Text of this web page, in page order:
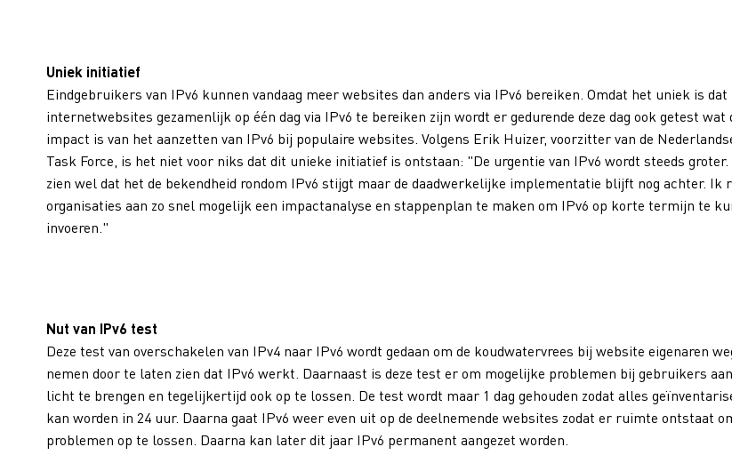
Uniek initiatief
Eindgebruikers van IPv6 kunnen vandaag meer websites dan anders via IPv6 bereiken. Omdat het uniek is dat
internetwebsites gezamenlijk op één dag via IPv6 te bereiken zijn wordt er gedurende deze dag ook getest wat
impact is van het aanzetten van IPv6 bij populaire websites. Volgens Erik Huizer, voorzitter van de
Task Force, is het niet voor niks dat dit unieke initiatief is ontstaan: "De urgentie van IPv6 wordt steeds groter.
zien wel dat het de bekendheid rondom IPv6 stijgt maar de daadwerkelijke implementatie blijft nog achter. Ik
organisaties aan zo snel mogelijk een impactanalyse en stappenplan te maken om IPv6 op korte termijn te
invoeren."
Nut van IPv6 test
Deze test van overschakelen van IPv4 naar IPv6 wordt gedaan om de koudwatervrees bij website eigenaren
nemen door te laten zien dat IPv6 werkt. Daarnaast is deze test er om mogelijke problemen bij gebruikers
licht te brengen en tegelijkertijd ook op te lossen. De test wordt maar 1 dag gehouden zodat alles
kan worden in 24 uur. Daarna gaat IPv6 weer even uit op de deelnemende websites zodat er ruimte ontstaat
problemen op te lossen. Daarna kan later dit jaar IPv6 permanent aangezet worden.